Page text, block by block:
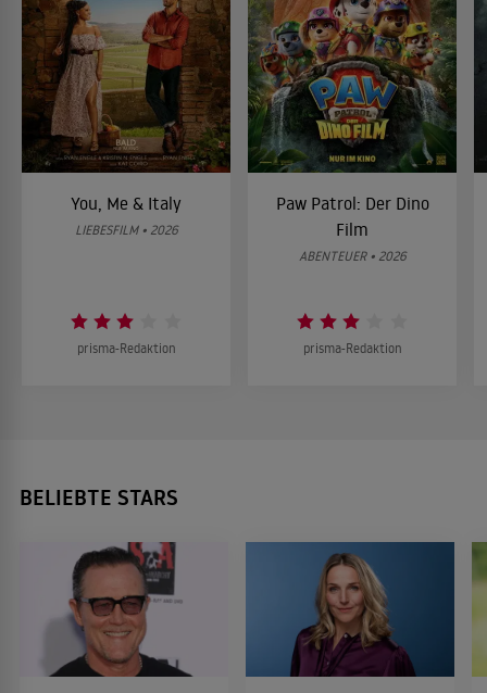
You, Me & Italy
LIEBESFILM • 2026
prisma-Redaktion
Paw Patrol: Der Dino
Film
ABENTEUER • 2026
prisma-Redaktion
BELIEBTE STARS